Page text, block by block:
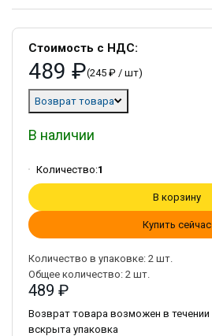
Стоимость с НДС:
489 ₽(245 ₽ / шт)
Возврат товара
В наличии
Количество:1
В корзину
Купить сейчас
Количество в упаковке: 2 шт.
Общее количество: 2 шт.
489 ₽
Возврат товара возможен в течении
вскрыта упаковка